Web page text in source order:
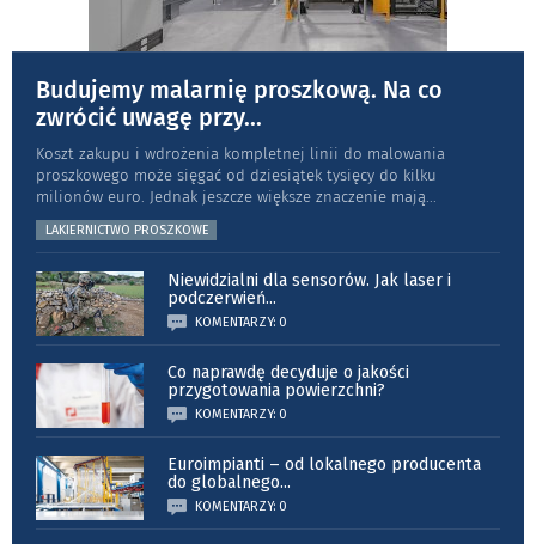
Budujemy malarnię proszkową. Na co
zwrócić uwagę przy...
Koszt zakupu i wdrożenia kompletnej linii do malowania
proszkowego może sięgać od dziesiątek tysięcy do kilku
milionów euro. Jednak jeszcze większe znaczenie mają
LAKIERNICTWO PROSZKOWE
Niewidzialni dla sensorów. Jak laser i
podczerwień...
KOMENTARZY: 0
Co naprawdę decyduje o jakości
przygotowania powierzchni?
KOMENTARZY: 0
Euroimpianti – od lokalnego producenta
do globalnego...
KOMENTARZY: 0